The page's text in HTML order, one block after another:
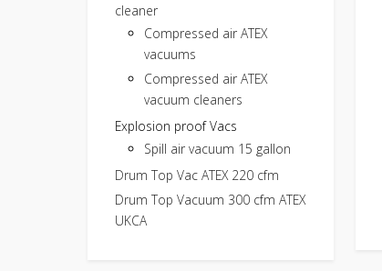
cleaner
Compressed air ATEX
vacuums
Compressed air ATEX
vacuum cleaners
Explosion proof Vacs
Spill air vacuum 15 gallon
Drum Top Vac ATEX 220 cfm
Drum Top Vacuum 300 cfm ATEX
UKCA